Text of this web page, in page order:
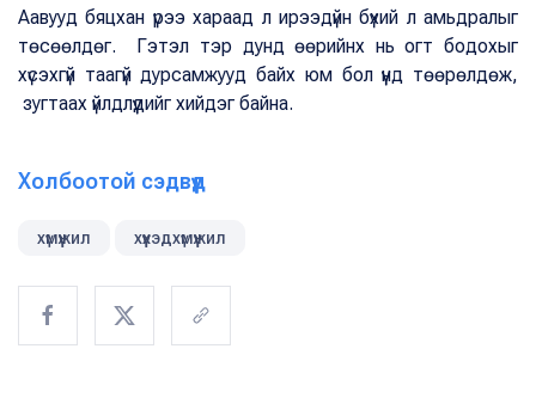
Аавууд бяцхан үрээ хараад л ирээдүйн бүхий л амьдралыг
төсөөлдөг. Гэтэл тэр дунд өөрийнх нь огт бодохыг
хүсэхгүй таагүй дурсамжууд байх юм бол үүнд төөрөлдөж,
зугтаах үйлдлүүдийг хийдэг байна.
Холбоотой сэдвүүд
хүмүүжил хүүхэдхүмүүжил